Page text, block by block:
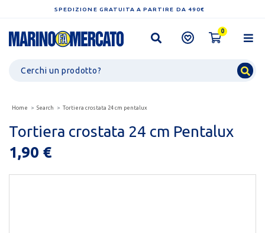
SPEDIZIONE GRATUITA A PARTIRE DA 490€
0
Home Search Tortiera crostata 24 cm pentalux
Tortiera crostata 24 cm Pentalux
1,90 €